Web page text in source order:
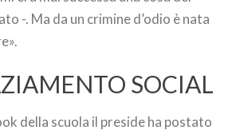
-. Ma da un crimine d’odio è nata
SOCIAL
della scuola il preside ha postato